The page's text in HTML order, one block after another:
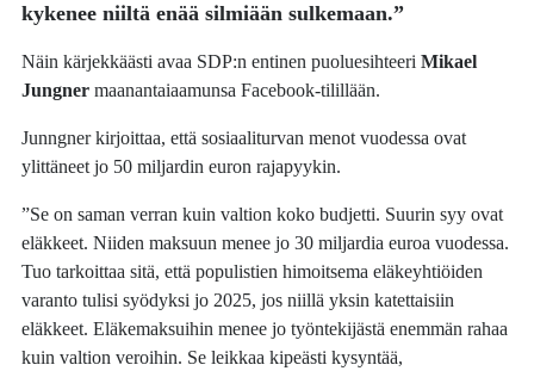
kykenee niiltä enää silmiään sulkemaan.”
Näin kärjekkäästi avaa SDP:n entinen puoluesihteeriMikael
Jungner maanantaiaamunsa Facebook-tilillään.
Junngner kirjoittaa, että sosiaaliturvan menot vuodessa ovat
ylittäneet jo 50 miljardin euron rajapyykin.
”Se on saman verran kuin valtion koko budjetti. Suurin syy ovat
eläkkeet. Niiden maksuun menee jo 30 miljardia euroa vuodessa.
Tuo tarkoittaa sitä, että populistien himoitsema eläkeyhtiöiden
varanto tulisi syödyksi jo 2025, jos niillä yksin katettaisiin
eläkkeet. Eläkemaksuihin menee jo työntekijästä enemmän rahaa
kuin valtion veroihin. Se leikkaa kipeästi kysyntää,